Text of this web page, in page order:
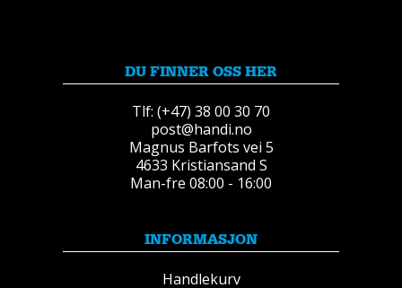
DU FINNER OSS HER
Tlf: (+47) 38 00 30 70
post@handi.no
Magnus Barfots vei 5
4633 Kristiansand S
Man-fre 08:00 - 16:00
INFORMASJON
Handlekurv